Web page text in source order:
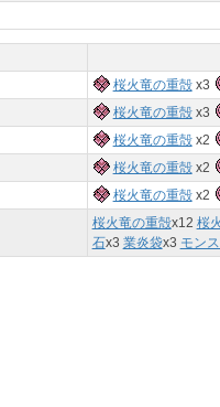
桜火竜の重殻x3
桜火竜の重殻x3
桜火竜の重殻x2
桜火竜の重殻x2
桜火竜の重殻x2
桜火竜の重殻x12 桜
石x3 業炎袋x3 モン